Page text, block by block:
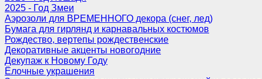
2025 - Год Змеи
Аэрозоли для ВРЕМЕННОГО декора (снег, лед)
Бумага для гирлянд и карнавальных костюмов
Рождество, вертепы рождественские
Декоративные акценты новогодние
Декупаж к Новому Году
Ёлочные украшения